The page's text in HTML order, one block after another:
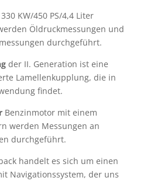
330 KW/450 PS/4,4 Liter
Öldruckmessungen und
durchgeführt.
der II. Generation ist eine
Lamellenkupplung, die in
findet.
Benzinmotor mit einem
werden Messungen an
durchgeführt.
handelt es sich um einen
Navigationssystem, der uns